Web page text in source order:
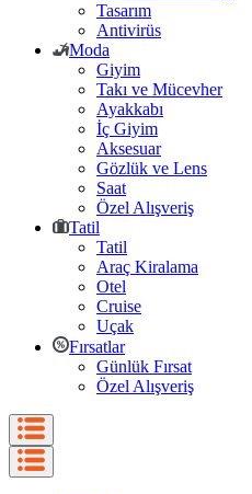
Tasarım
Antivirüs
Moda
Giyim
Takı ve Mücevher
Ayakkabı
İç Giyim
Aksesuar
Gözlük ve Lens
Saat
Özel Alışveriş
Tatil
Tatil
Araç Kiralama
Otel
Cruise
Uçak
Fırsatlar
Günlük Fırsat
Özel Alışveriş